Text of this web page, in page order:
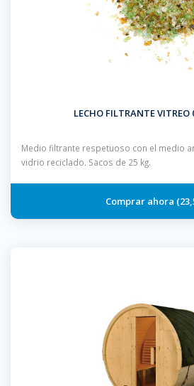
LECHO FILTRANTE
Medio filtrante respetuoso con el medio
vidrio reciclado. Sacos de 25 kg.